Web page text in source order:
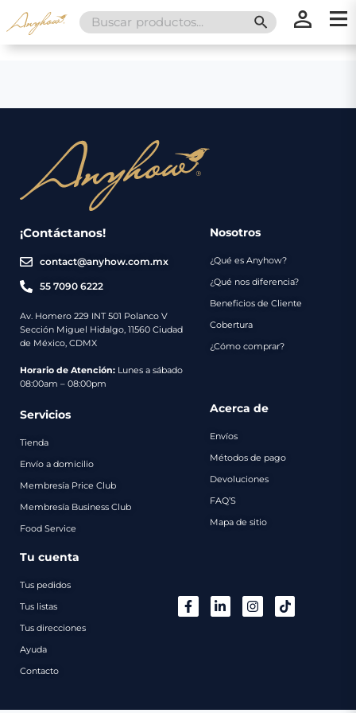
Search
for:
SEARCH
¡Contáctanos!
contact@anyhow.com.mx
55 7090 6222
Av. Homero 229 INT 501 Polanco V
Sección Miguel Hidalgo, 11560 Ciudad
de México, CDMX
Horario de Atención: Lunes a sábado
08:00am – 08:00pm
Nosotros
¿Qué es Anyhow?
¿Qué nos diferencia?
Beneficios de Cliente
Cobertura
¿Cómo comprar?
Servicios
Tienda
Envío a domicilio
Membresía Price Club
Membresía Business Club
Food Service
Acerca de
Envíos
Métodos de pago
Devoluciones
FAQ’S
Mapa de sitio
Tu cuenta
Tus pedidos
Tus listas
Tus direcciones
Ayuda
Contacto
Nosotros
Servicios
Envíos
Métodos
de
Catálogo
Regalos
Contacto